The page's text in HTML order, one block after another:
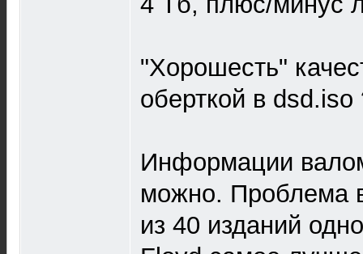
"Хорошесть"
оберткой в dsd.iso
Информации
можно. Проблема
из 40 изданий